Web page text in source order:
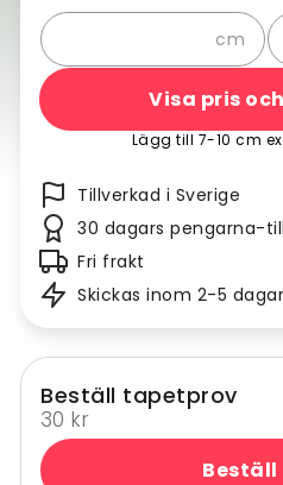
cm
Visa pris
Lägg till 7-10 cm
Tillverkad i Sverige
30 dagars pengarna-
Fri frakt
Skickas inom 2-5 dagar
Beställ tapetprov
30 kr
Beställ